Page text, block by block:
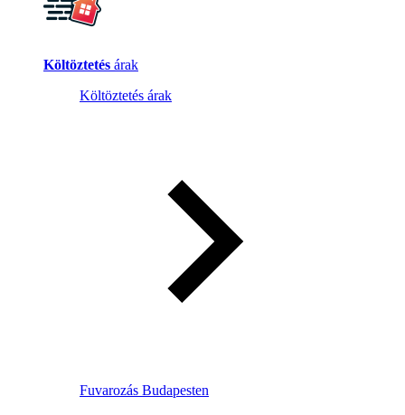
Költöztetés árak
Költöztetés árak
Fuvarozás Budapesten